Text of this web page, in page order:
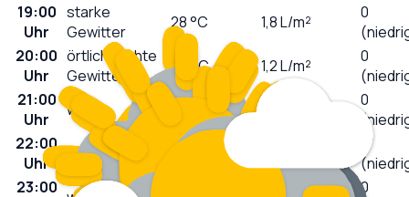
19:00
Uhr
starke
Gewitter
28°C 1,8L/m²
0
20:00
Uhr
örtlich leichte
Gewitter
26 °C 1,2L/m²
0
21:00
Uhr
wolkig
0
22:00
Uhr
wolkig
23:00
0